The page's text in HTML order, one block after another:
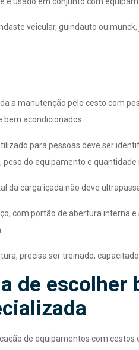
veicular, guindauto ou
a manutenção pelo cesto com
acondicionados.
para pessoas deve ser
do equipamento e
da carga içada não deve
com portão de abertura interna
precisa ser treinado,
de escolher
de equipamentos com